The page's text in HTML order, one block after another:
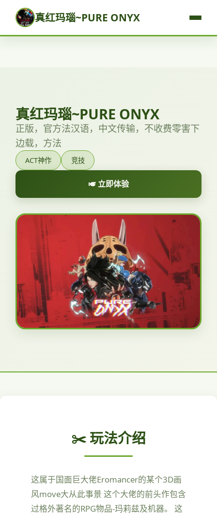
真红玛瑙~PURE ONYX
真红玛瑙~PURE ONYX
正版，官方法汉语，中文传输，不收费零害下
边载，方法
ACT神作 竞技
🎺 立即体验
✂️ 玩法介绍
这属于国面巨大佬Eromancer的某个3D画
风move大从此事景 这个大佬的前头作包含
过格外著名的RPG物品-玛莉兹及机器。 这